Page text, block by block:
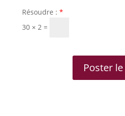
Résoudre : *
30 × 2 =